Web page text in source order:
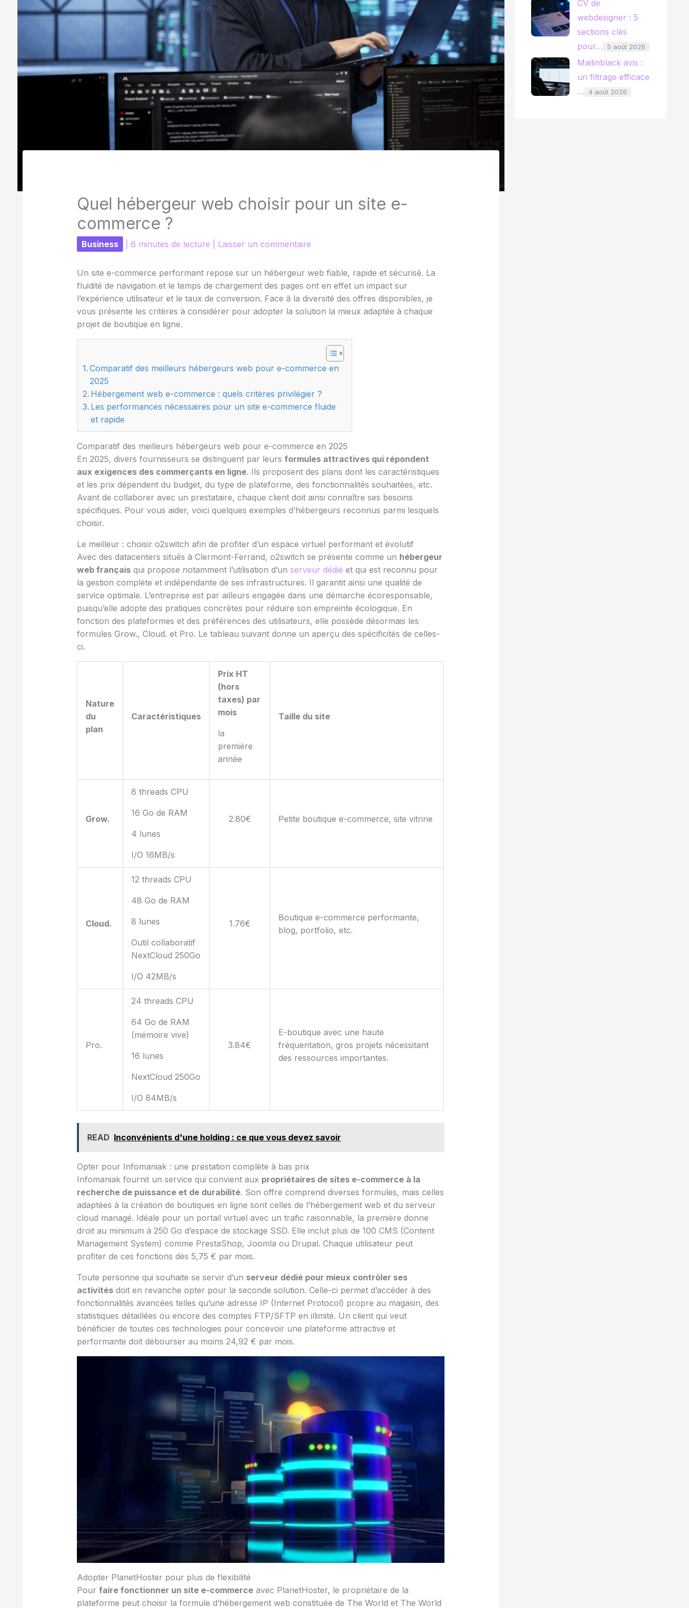
Quel hébergeur web choisir pour un site e-
commerce ?
Business |6 minutes de lecture Laisser un commentaire
Un site e-commerce performant repose sur un hébergeur web fiable, rapide et sécurisé. La
fluidité de navigation et le temps de chargement des pages ont en effet un impact sur
l’expérience utilisateur et le taux de conversion. Face à la diversité des offres disponibles, je
vous présente les critères à considérer pour adopter la solution la mieux adaptée à chaque
projet de boutique en ligne.
Comparatif des meilleurs hébergeurs web pour e-commerce en
2025
Hébergement web e-commerce : quels critères privilégier ?
Les performances nécessaires pour un site e-commerce fluide
et rapide
Comparatif des meilleurs hébergeurs web pour e-commerce en 2025
En 2025, divers fournisseurs se distinguent par leursformules attractives qui répondent
aux exigences des commerçants en ligne. Ils proposent des plans dont les caractéristiques
et les prix dépendent du budget, du type de plateforme, des fonctionnalités souhaitées, etc.
Avant de collaborer avec un prestataire, chaque client doit ainsi connaître ses besoins
spécifiques. Pour vous aider, voici quelques exemples d’hébergeurs reconnus parmi lesquels
choisir.
Le meilleur : choisir o2switch afin de profiter d’un espace virtuel performant et évolutif
Avec des datacenters situés à Clermont-Ferrand, o2switch se présente comme un hébergeur
web français qui propose notamment l’utilisation d’unserveur dédié et qui est reconnu pour
la gestion complète et indépendante de ses infrastructures. Il garantit ainsi une qualité de
service optimale. L’entreprise est par ailleurs engagée dans une démarche écoresponsable,
puisqu’elle adopte des pratiques concrètes pour réduire son empreinte écologique. En
fonction des plateformes et des préférences des utilisateurs, elle possède désormais les
formules Grow., Cloud. et Pro. Le tableau suivant donne un aperçu des spécificités de celles-
ci.
Nature
du
plan
Caractéristiques
Prix HT
(hors
taxes) par
mois
la
première
année
Taille du site
Grow.
8 threads CPU
16 Go de RAM
4 lunes
I/O 16MB/s
2.80€ Petite boutique e-commerce, site vitrine
Cloud.
12 threads CPU
48 Go de RAM
8 lunes
Outil collaboratif
NextCloud 250Go
I/O 42MB/s
1.76€
Boutique e-commerce performante,
blog, portfolio, etc.
Pro.
24 threads CPU
64 Go de RAM
(mémoire vive)
16 lunes
NextCloud 250Go
I/O 84MB/s
3.84€
E-boutique avec une haute
fréquentation, gros projets nécessitant
des ressources importantes.
READ Inconvénients d'une holding : ce que vous devez savoir
Opter pour Infomaniak : une prestation complète à bas prix
Infomaniak fournit un service qui convient aux propriétaires de sites e-commerce à la
recherche de puissance et de durabilité. Son offre comprend diverses formules, mais celles
adaptées à la création de boutiques en ligne sont celles de l’hébergement web et du serveur
cloud managé. Idéale pour un portail virtuel avec un trafic raisonnable, la première donne
droit au minimum à 250 Go d’espace de stockage SSD. Elle inclut plus de 100 CMS (Content
Management System) comme PrestaShop, Joomla ou Drupal. Chaque utilisateur peut
profiter de ces fonctions dès 5,75 € par mois.
Toute personne qui souhaite se servir d’un serveur dédié pour mieux contrôler ses
activités doit en revanche opter pour la seconde solution. Celle-ci permet d’accéder à des
fonctionnalités avancées telles qu’une adresse IP (Internet Protocol) propre au magasin, des
statistiques détaillées ou encore des comptes FTP/SFTP en illimité. Un client qui veut
bénéficier de toutes ces technologies pour concevoir une plateforme attractive et
performante doit débourser au moins 24,92 € par mois.
Adopter PlanetHoster pour plus de flexibilité
Pourfaire fonctionner un site e-commerce avec PlanetHoster, le propriétaire de la
plateforme peut choisir la formule d’hébergement web constituée de The World et The World
CV de
webdesigner : 5
sections clés
pour…
5 août 2026
Mailinblack avis :
un filtrage efficace
… 4 août 2026